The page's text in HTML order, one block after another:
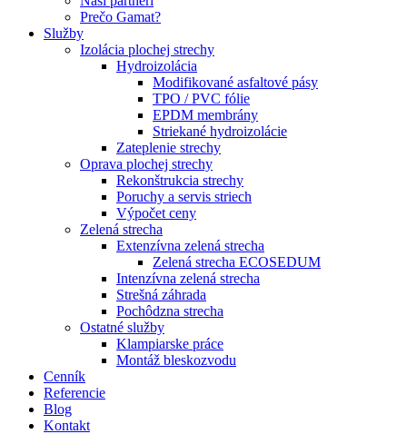
Prečo Gamat?
Služby
Izolácia plochej strechy
Hydroizolácia
Modifikované asfaltové pásy
TPO / PVC fólie
EPDM membrány
Striekané hydroizolácie
Zateplenie strechy
Oprava plochej strechy
Rekonštrukcia strechy
Poruchy a servis striech
Výpočet ceny
Zelená strecha
Extenzívna zelená strecha
Zelená strecha ECOSEDUM
Intenzívna zelená strecha
Strešná záhrada
Pochôdzna strecha
Ostatné služby
Klampiarske práce
Montáž bleskozvodu
Cenník
Referencie
Blog
Kontakt